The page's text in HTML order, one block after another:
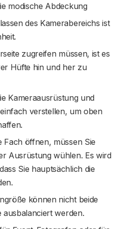
modische Abdeckung
des Kamerabereichs ist
zugreifen müssen, ist es
Hüfte hin und her zu
Kameraausrüstung und
verstellen, um oben
Fach öffnen, müssen Sie
Ausrüstung wühlen. Es wird
Sie hauptsächlich die
können nicht beide
ausbalanciert werden.